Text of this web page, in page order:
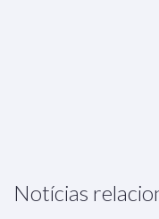
Notícias